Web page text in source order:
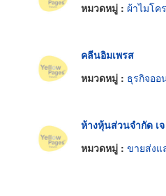
หมวดหมู่ : ผ้าไมโค
คลีนอิมเพรส
หมวดหมู่ : ธุรกิจออ
ห้างหุ้นส่วนจำกัด เจ
หมวดหมู่ : ขายส่งแ